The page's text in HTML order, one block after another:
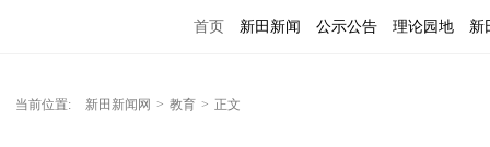
首页 新田新闻 公示公告 理论园地 新
当前位置: 新田新闻网 > 教育 > 正文